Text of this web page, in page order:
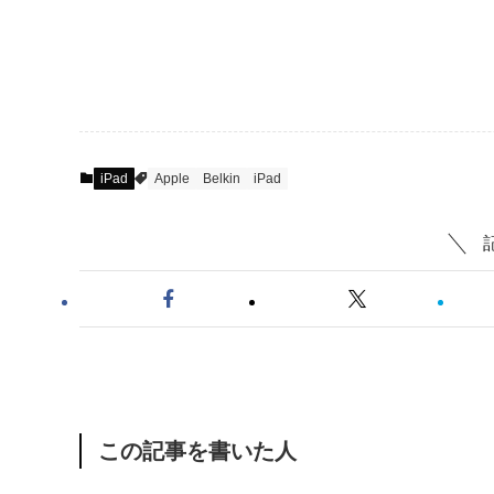
iPad Apple Belkin iPad
この記事を書いた人